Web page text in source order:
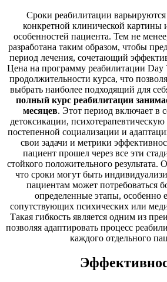
Сроки реабилитации
конкретной клинической картины
особенностей пациента. Тем не
разработана таким образом, чтобы
период лечения, сочетающий
Цена на программу реабилитации Day
продолжительности курса, что
выбрать наиболее подходящий для
полный курс реабилитации
месяцев. Этот период включает в
детоксикации,
постепенной социализации и
свои задачи и метрики
пациент прошел через все эти
стойкого положительного результата.
что сроки могут быть
пациентам может потребоваться
определенные этапы, особенно
сопутствующих психических или
Такая гибкость является одним из
позволяя адаптировать процесс
каждого отдельного